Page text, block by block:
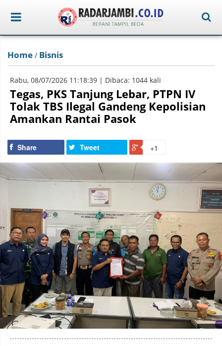
Home / Bisnis
Rabu, 08/07/2026 11:18:39 | Dibaca: 1044 kali
Tegas, PKS Tanjung Lebar, PTPN IV
Tolak TBS Ilegal Gandeng Kepolisian
Amankan Rantai Pasok
Share Tweet +1
Photo by